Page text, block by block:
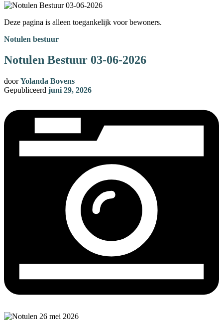
Deze pagina is alleen toegankelijk voor bewoners.
Notulen bestuur
Notulen Bestuur 03-06-2026
doorYolanda Bovens
Gepubliceerd juni 29, 2026